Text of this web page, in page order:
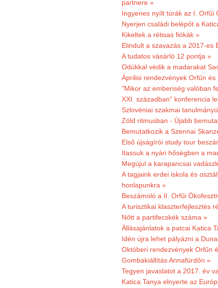
partnere »
Ingyenes nyílt túrák az I. Orfűi
Nyerjen családi belépőt a
Kikeltek a rétisas fiókák »
Elindult a szavazás a 2017-es
A tudatos vásárló 12 pontja »
Odúkkal védik a madarakat
Áprilisi rendezvények Orfűn és
"Mikor az emberiség valóban
XXI. században" konferencia
Szlovéniai szakmai
Zöld ritmusban - Újabb
Bemutatkozik a Szennai
Első újságírói study tour
Itassuk a nyári hőségben a
Megújul a karapancsai
A tagjaink erdei iskola és
honlapunkra »
Beszámoló a II. Orfűi
A turisztikai klaszterfejlesztés
Nőtt a partifecskék száma »
Állásajánlatok a patcai Katica
Idén újra lehet pályázni a
Októberi rendezvények Orfűn
Gombakiállítás Annafürdőn »
Tegyen javaslatot a 2017. év
Katica Tanya elnyerte az